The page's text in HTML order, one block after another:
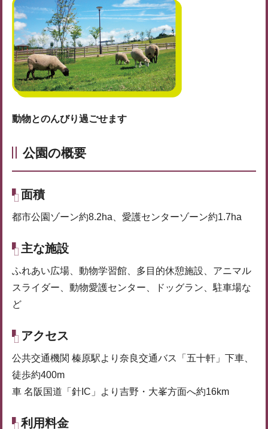
動物とのんびり過ごせます
公園の概要
面積
都市公園ゾーン約8.2ha、愛護センターゾーン約1.7ha
主な施設
ふれあい広場、動物学習館、多目的休憩施設、アニマル
スライダー、動物愛護センター、ドッグラン、駐車場な
ど
アクセス
公共交通機関 榛原駅より奈良交通バス「五十軒」下車、
徒歩約400m
車 名阪国道「針IC」より吉野・大峯方面へ約16km
利用料金